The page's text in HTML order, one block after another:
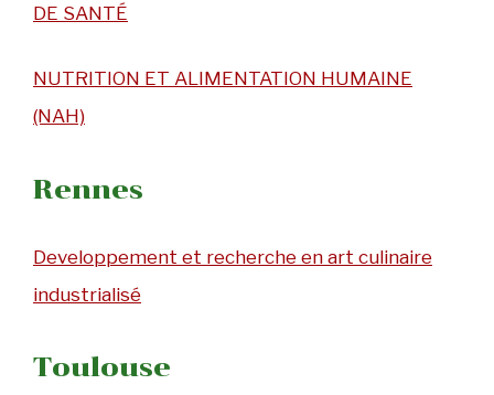
DE SANTÉ
NUTRITION ET ALIMENTATION HUMAINE
(NAH)
Rennes
Developpement et recherche en art culinaire
industrialisé
Toulouse